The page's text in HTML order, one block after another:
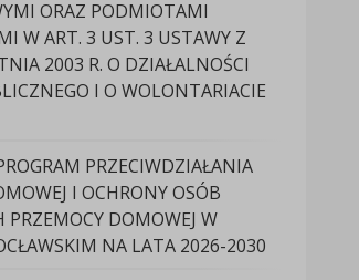
ORAZ PODMIOTAMI
W ART. 3 UST. 3 USTAWY Z
2003 R. O DZIAŁALNOŚCI
I O WOLONTARIACIE
PRZECIWDZIAŁANIA
I OCHRONY OSÓB
PRZEMOCY DOMOWEJ W
NA LATA 2026-2030